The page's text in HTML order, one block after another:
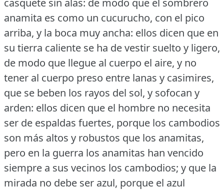
anamita es como un cucurucho, con el pico
arriba, y la boca muy ancha: ellos dicen que en
su tierra caliente se ha de vestir suelto y ligero,
de modo que llegue al cuerpo el aire, y no
tener al cuerpo preso entre lanas y casimires,
que se beben los rayos del sol, y sofocan y
arden: ellos dicen que el hombre no necesita
ser de espaldas fuertes, porque los cambodios
son más altos y robustos que los anamitas,
pero en la guerra los anamitas han vencido
siempre a sus vecinos los cambodios; y que la
mirada no debe ser azul, porque el azul